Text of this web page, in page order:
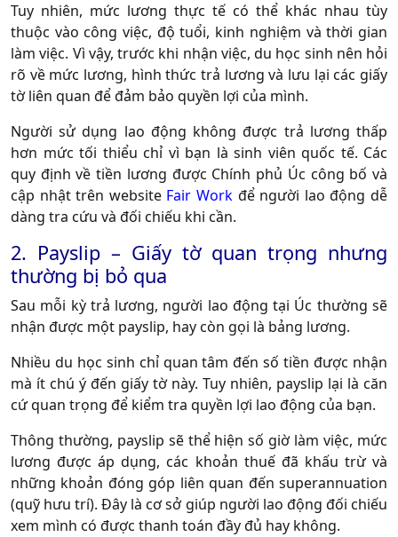
Tuy nhiên, mức lương thực tế có thể khác nhau tùy
thuộc vào công việc, độ tuổi, kinh nghiệm và thời gian
làm việc. Vì vậy, trước khi nhận việc, du học sinh nên hỏi
rõ về mức lương, hình thức trả lương và lưu lại các giấy
tờ liên quan để đảm bảo quyền lợi của mình.
Người sử dụng lao động không được trả lương thấp
hơn mức tối thiểu chỉ vì bạn là sinh viên quốc tế. Các
quy định về tiền lương được Chính phủ Úc công bố và
cập nhật trên website Fair Work để người lao động dễ
dàng tra cứu và đối chiếu khi cần.
2. Payslip – Giấy tờ quan trọng nhưng
thường bị bỏ qua
Sau mỗi kỳ trả lương, người lao động tại Úc thường sẽ
nhận được một payslip, hay còn gọi là bảng lương.
Nhiều du học sinh chỉ quan tâm đến số tiền được nhận
mà ít chú ý đến giấy tờ này. Tuy nhiên, payslip lại là căn
cứ quan trọng để kiểm tra quyền lợi lao động của bạn.
Thông thường, payslip sẽ thể hiện số giờ làm việc, mức
lương được áp dụng, các khoản thuế đã khấu trừ và
những khoản đóng góp liên quan đến superannuation
(quỹ hưu trí). Đây là cơ sở giúp người lao động đối chiếu
xem mình có được thanh toán đầy đủ hay không.